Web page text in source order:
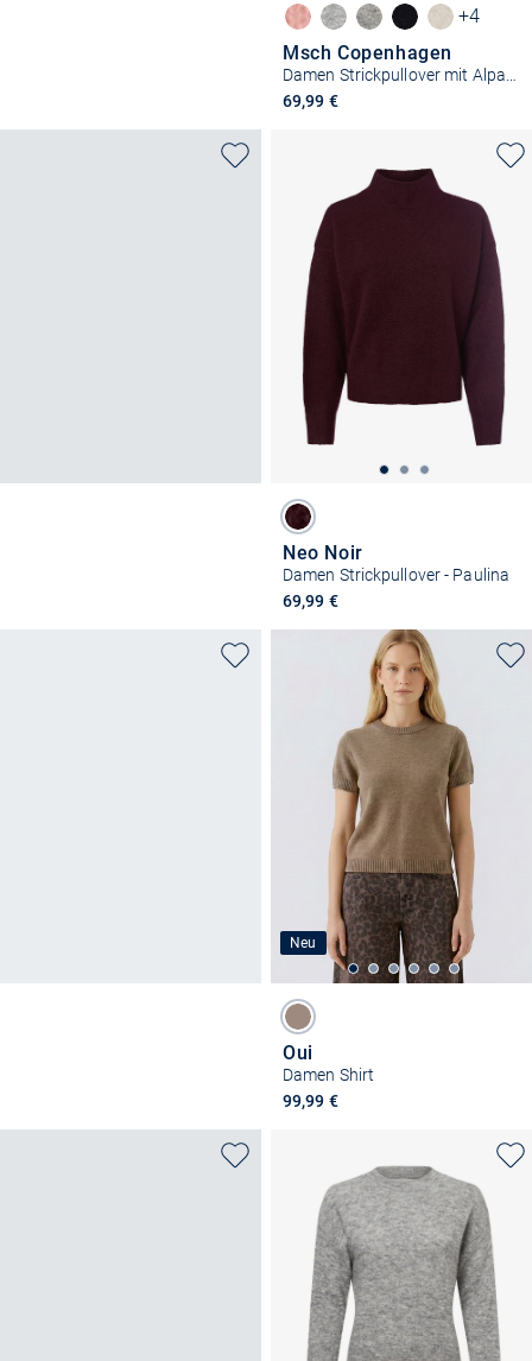
+4
Msch Copenhagen
69,99 €
Neo Noir
Damen Strickpullover - Paulina
69,99 €
Neu
Oui
Damen Shirt
99,99 €